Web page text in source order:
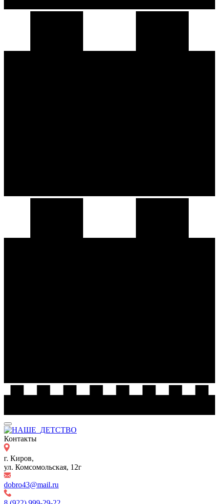
Контакты
г. Киров,
ул. Комсомольская, 12г
dobro43@mail.ru